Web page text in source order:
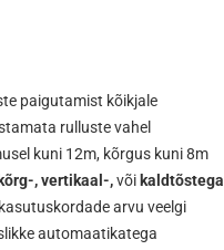
paigutamist kõikjale
rulluste vahel
kuni 12m, kõrgus kuni 8m
kõrg-,vertikaal-,või kaldtõstega
arvu veelgi
automaatikatega